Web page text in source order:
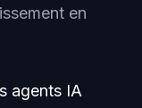
en
agents IA